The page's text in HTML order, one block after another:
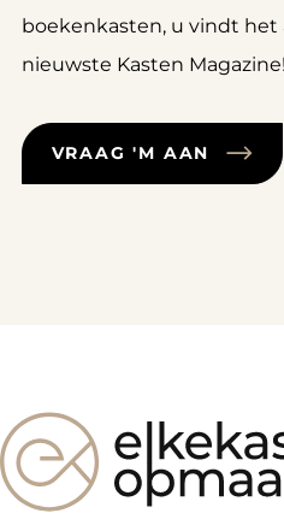
boekenkasten, u vindt het
nieuwste Kasten Magazine!
VRAAG 'M AAN